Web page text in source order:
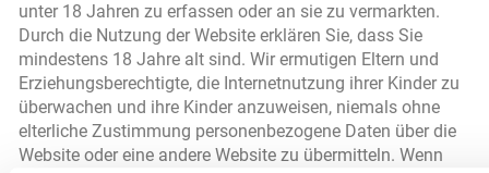
unter 18 Jahren zu erfassen oder an sie zu vermarkten.
Durch die Nutzung der Website erklären Sie, dass Sie
mindestens 18 Jahre alt sind. Wir ermutigen Eltern und
Erziehungsberechtigte, die Internetnutzung ihrer Kinder zu
überwachen und ihre Kinder anzuweisen, niemals ohne
elterliche Zustimmung personenbezogene Daten über die
Website oder eine andere Website zu übermitteln. Wenn